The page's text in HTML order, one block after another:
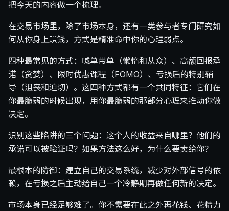
把今天的内容做一个梳理。
在交易市场里，除了市场本身，还有一类参与者专门研究如
何从你身上赚钱，方式是精准命中你的心理弱点。
四种最常见的方式：喊单带单（懒惰和从众）、高额回报承
诺（贪婪）、限时优惠课程（FOMO）、亏损后的特别辅
导（沮丧和迫切）。这四种方式都有一个共同特征：它们在
你最脆弱的时候出现，用你最脆弱的那部分心理来推动你做
决定。
识别这些陷阱的三个问题：这个人的收益来自哪里？他们的
承诺可以被验证吗？如果方法这么好，为什么要卖给你？
最根本的防御：建立自己的交易系统，减少对外部信号的依
赖，在亏损之后主动给自己一个冷静期再做任何新的决定。
市场本身已经足够难了。你不需要在此之外再花钱、花精力